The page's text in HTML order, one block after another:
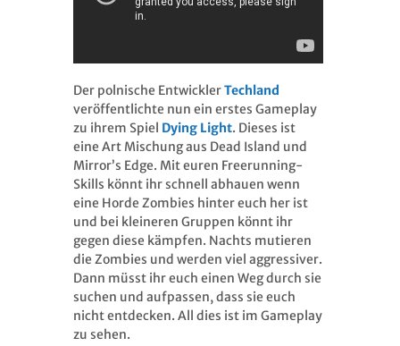
Der polnische EntwicklerTechland
veröffentlichte nun ein erstes Gameplay
zu ihrem Spiel Dying Light. Dieses ist
eine Art Mischung aus Dead Island und
Mirror’s Edge. Mit euren Freerunning-
Skills könnt ihr schnell abhauen wenn
eine Horde Zombies hinter euch her ist
und bei kleineren Gruppen könnt ihr
gegen diese kämpfen. Nachts mutieren
die Zombies und werden viel aggressiver.
Dann müsst ihr euch einen Weg durch sie
suchen und aufpassen, dass sie euch
nicht entdecken. All dies ist im Gameplay
zu sehen.